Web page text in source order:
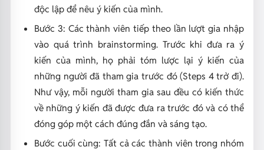
độc lập để nêu ý kiến của mình.
Bước 3: Các thành viên tiếp theo lần lượt gia nhập
vào quá trình brainstorming. Trước khi đưa ra ý
kiến của mình, họ phải tóm lược lại ý kiến của
những người đã tham gia trước đó (Steps 4 trở đi).
Như vậy, mỗi người tham gia sau đều có kiến thức
về những ý kiến đã được đưa ra trước đó và có thể
đóng góp một cách đúng đắn và sáng tạo.
Bước cuối cùng: Tất cả các thành viên trong nhóm